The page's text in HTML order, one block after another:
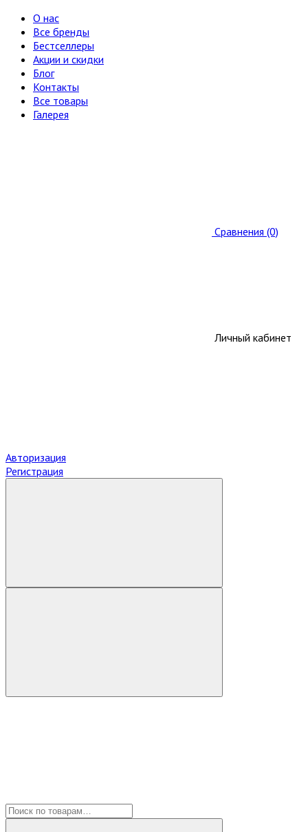
О нас
Все бренды
Бестселлеры
Акции и скидки
Блог
Контакты
Все товары
Галерея
Сравнения (0)
Личный кабинет
Авторизация
Регистрация